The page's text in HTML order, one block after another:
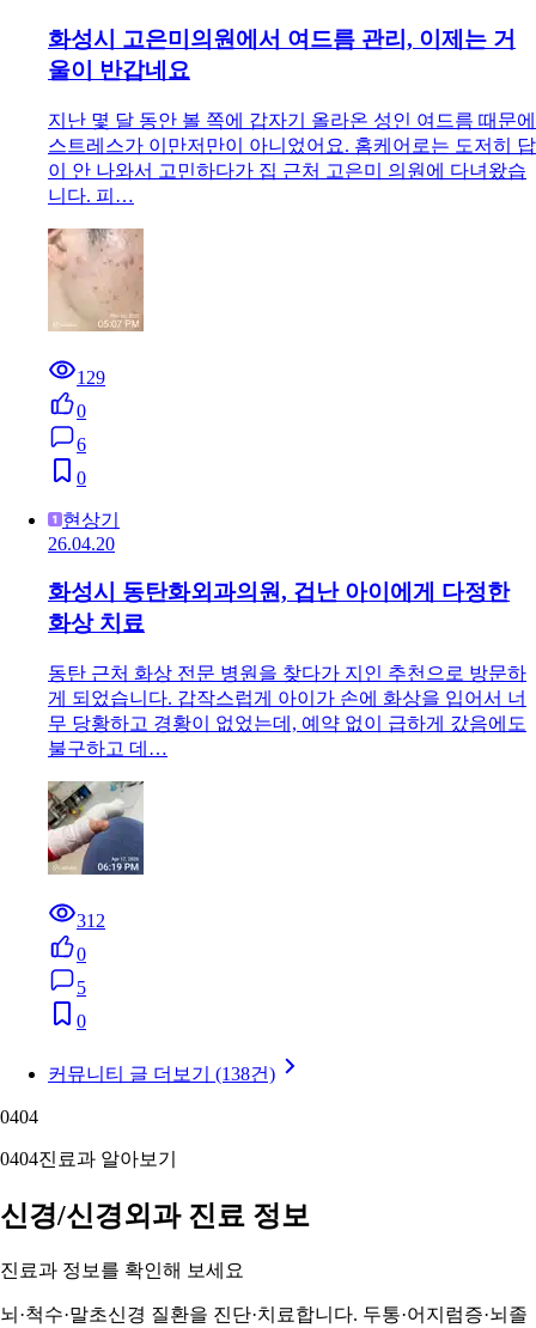
화성시 고은미의원에서 여드름 관리, 이제는 거
울이 반갑네요
지난 몇 달 동안 볼 쪽에 갑자기 올라온 성인 여드름 때문에
스트레스가 이만저만이 아니었어요. 홈케어로는 도저히 답
이 안 나와서 고민하다가 집 근처 고은미 의원에 다녀왔습
니다. 피…
129
0
6
0
현상기
26.04.20
화성시 동탄화외과의원, 겁난 아이에게 다정한
화상 치료
동탄 근처 화상 전문 병원을 찾다가 지인 추천으로 방문하
게 되었습니다. 갑작스럽게 아이가 손에 화상을 입어서 너
무 당황하고 경황이 없었는데, 예약 없이 급하게 갔음에도
불구하고 데…
312
0
5
0
커뮤니티 글 더보기 (138건)
0404
0404진료과 알아보기
신경/신경외과 진료 정보
진료과 정보를 확인해 보세요
뇌·척수·말초신경 질환을 진단·치료합니다. 두통·어지럼증·뇌졸